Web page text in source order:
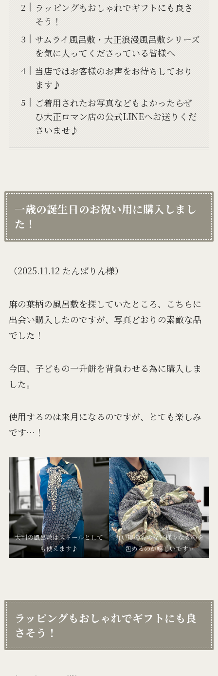
ラッピングもおしゃれでギフトにも良さ
そう！
サムライ風呂敷・大正浪漫風呂敷シリーズ
を気に入ってくださっている皆様へ
当店ではお客様のお声をお待ちしており
ます♪
ご着用されたお写真などもよかったらぜ
ひ大正ロマン店の公式LINEへお送りくだ
さいませ♪
一歳の誕生日のお祝い用に購入しまし
た！
（2025.11.12 たんばりん様）
麻の葉柄の風呂敷を探していたところ、こちらに
出会い購入したのですが、写真どおりの素敵な品
でした！
今回、子どもの一升餅を背負わせる為に購入しま
した。
使用するのは来月になるのですが、とても楽しみ
です…！
大判の風呂敷はストールとして
も使えます♪
丸い形のものなど様々なものを
包めるのが嬉しいです✨
ラッピングもおしゃれでギフトにも良
さそう！